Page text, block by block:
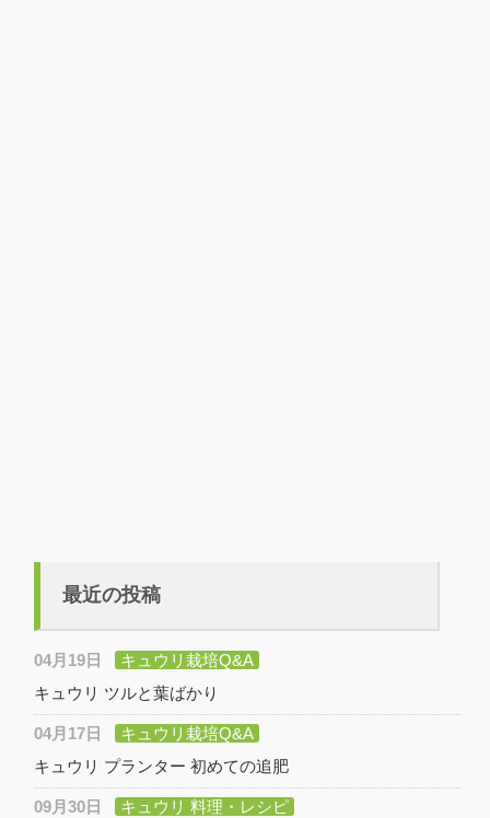
最近の投稿
04月19日
キュウリ栽培Q&A
キュウリ ツルと葉ばかり
04月17日
キュウリ栽培Q&A
キュウリ プランター 初めての追肥
09月30日
キュウリ 料理・レシピ